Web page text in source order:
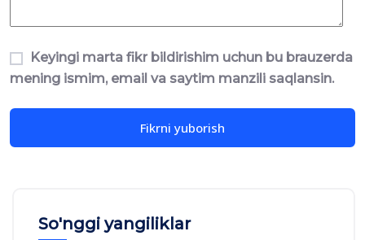
Keyingi marta fikr bildirishim uchun bu brauzerda
mening ismim, email va saytim manzili saqlansin.
So'nggi yangiliklar